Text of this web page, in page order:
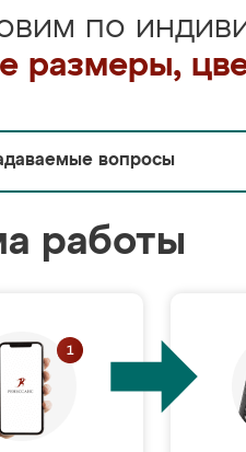
по
размеры,
вопросы
работы